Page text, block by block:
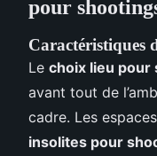
pour
Caractéristiques
Le choix lieu pour
avant tout de
cadre. Les
insolites pour